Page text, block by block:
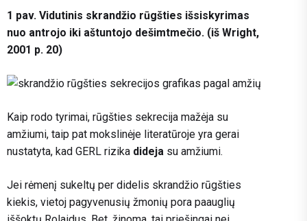
1 pav. Vidutinis skrandžio rūgšties išsiskyrimas
nuo antrojo iki aštuntojo dešimtmečio. (iš Wright,
2001 p. 20)
Kaip rodo tyrimai, rūgšties sekrecija mažėja su
amžiumi, taip pat mokslinėje literatūroje yra gerai
nustatyta, kad GERL rizika dideja su amžiumi.
Jei rėmenį sukeltų per didelis skrandžio rūgšties
kiekis, vietoj pagyvenusių žmonių pora paauglių